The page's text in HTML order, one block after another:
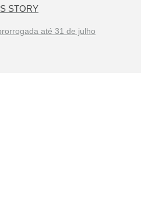
STORY
até 31 de julho